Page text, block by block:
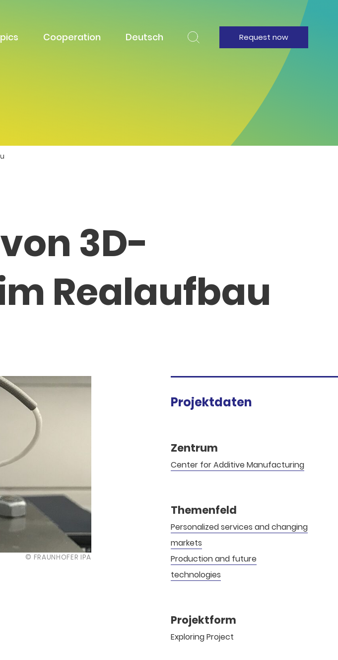
Cooperation Deutsch Request now
3D-
Realaufbau
© FRAUNHOFER IPA
Projektdaten
Zentrum
Center for Additive Manufacturing
Themenfeld
Personalized services and changing
markets
Production and future
technologies
Projektform
Exploring Project